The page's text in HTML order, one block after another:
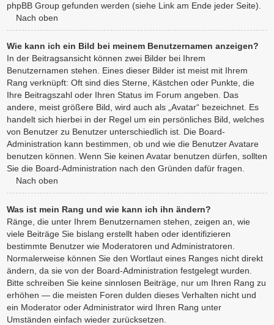
phpBB Group gefunden werden (siehe Link am Ende jeder Seite).
Nach oben
Wie kann ich ein Bild bei meinem Benutzernamen anzeigen?
In der Beitragsansicht können zwei Bilder bei Ihrem
Benutzernamen stehen. Eines dieser Bilder ist meist mit Ihrem
Rang verknüpft: Oft sind dies Sterne, Kästchen oder Punkte, die
Ihre Beitragszahl oder Ihren Status im Forum angeben. Das
andere, meist größere Bild, wird auch als „Avatar“ bezeichnet. Es
handelt sich hierbei in der Regel um ein persönliches Bild, welches
von Benutzer zu Benutzer unterschiedlich ist. Die Board-
Administration kann bestimmen, ob und wie die Benutzer Avatare
benutzen können. Wenn Sie keinen Avatar benutzen dürfen, sollten
Sie die Board-Administration nach den Gründen dafür fragen.
Nach oben
Was ist mein Rang und wie kann ich ihn ändern?
Ränge, die unter Ihrem Benutzernamen stehen, zeigen an, wie
viele Beiträge Sie bislang erstellt haben oder identifizieren
bestimmte Benutzer wie Moderatoren und Administratoren.
Normalerweise können Sie den Wortlaut eines Ranges nicht direkt
ändern, da sie von der Board-Administration festgelegt wurden.
Bitte schreiben Sie keine sinnlosen Beiträge, nur um Ihren Rang zu
erhöhen — die meisten Foren dulden dieses Verhalten nicht und
ein Moderator oder Administrator wird Ihren Rang unter
Umständen einfach wieder zurücksetzen.